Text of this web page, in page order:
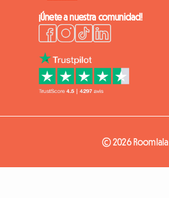
¡Únete a nuestra comunidad!
© 2026 Roomlala